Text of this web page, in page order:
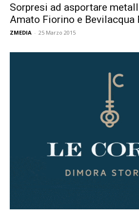
Sorpresi ad asportare
Amato Fiorino e Bevilacqua
ZMEDIA - 25 Marzo 2015